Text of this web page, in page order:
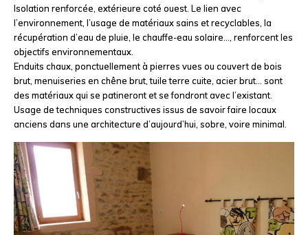
Isolation renforcée, extérieure coté ouest. Le lien avec
l’environnement, l’usage de matériaux sains et recyclables, la
récupération d’eau de pluie, le chauffe-eau solaire…, renforcent les
objectifs environnementaux.
Enduits chaux, ponctuellement à pierres vues ou couvert de bois
brut, menuiseries en chêne brut, tuile terre cuite, acier brut… sont
des matériaux qui se patineront et se fondront avec l’existant.
Usage de techniques constructives issus de savoir faire locaux
anciens dans une architecture d’aujourd’hui, sobre, voire minimal.